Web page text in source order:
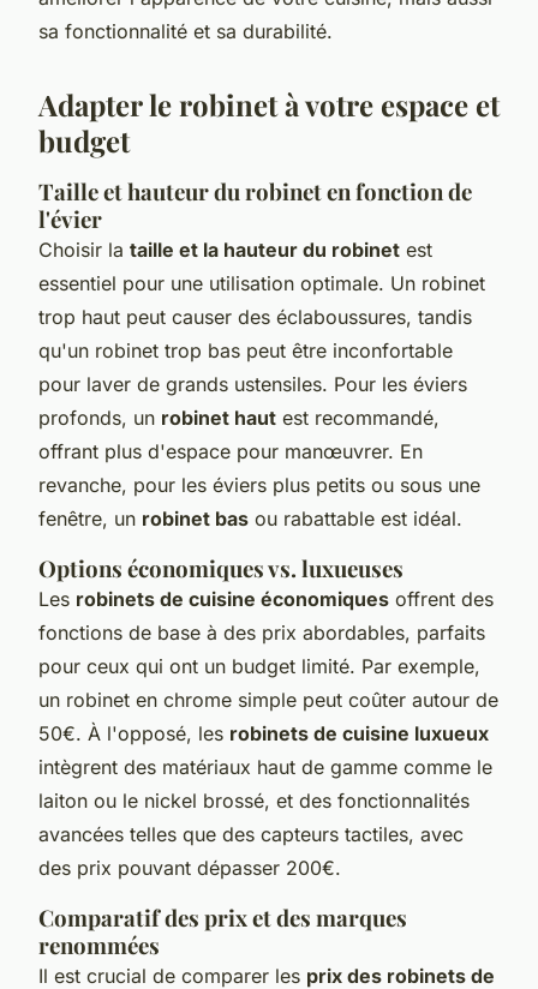
sa fonctionnalité et sa durabilité.
Adapter le robinet à votre espace et
budget
Taille et hauteur du robinet en fonction de
l'évier
Choisir la taille et la hauteur du robinet est
essentiel pour une utilisation optimale. Un robinet
trop haut peut causer des éclaboussures, tandis
qu'un robinet trop bas peut être inconfortable
pour laver de grands ustensiles. Pour les éviers
profonds, un robinet haut est recommandé,
offrant plus d'espace pour manœuvrer. En
revanche, pour les éviers plus petits ou sous une
fenêtre, un robinet bas ou rabattable est idéal.
Options économiques vs. luxueuses
Les robinets de cuisine économiques offrent des
fonctions de base à des prix abordables, parfaits
pour ceux qui ont un budget limité. Par exemple,
un robinet en chrome simple peut coûter autour de
50€. À l'opposé, les robinets de cuisine luxueux
intègrent des matériaux haut de gamme comme le
laiton ou le nickel brossé, et des fonctionnalités
avancées telles que des capteurs tactiles, avec
des prix pouvant dépasser 200€.
Comparatif des prix et des marques
renommées
Il est crucial de comparer les prix des robinets de